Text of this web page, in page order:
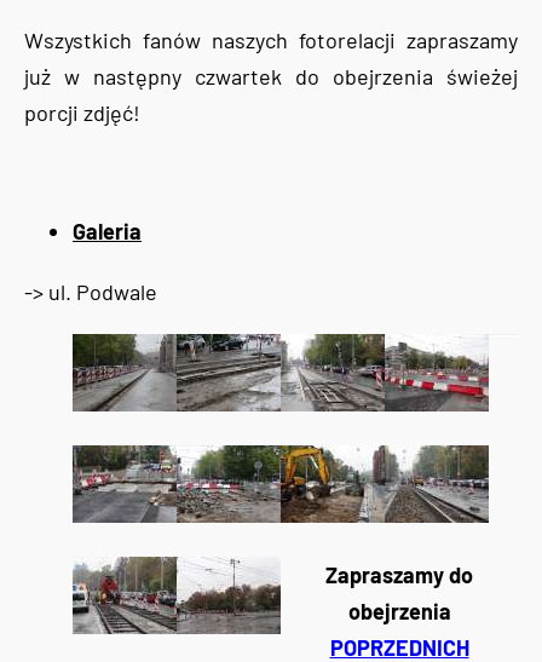
Wszystkich fanów naszych fotorelacji zapraszamy
już w następny czwartek do obejrzenia świeżej
porcji zdjęć!
Galeria
-> ul. Podwale
Zapraszamy do
obejrzenia
POPRZEDNICH